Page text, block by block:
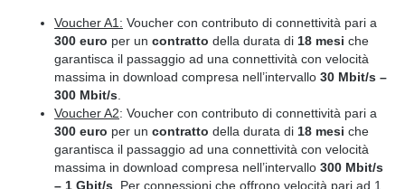
Voucher A1: Voucher con contributo di connettività pari a
300 euro per un contratto della durata di 18 mesi che
garantisca il passaggio ad una connettività con velocità
massima in download compresa nell’intervallo 30 Mbit/s –
300 Mbit/s
Voucher A2: Voucher con contributo di connettività pari a
300 euro per un contratto della durata di 18 mesi che
garantisca il passaggio ad una connettività con velocità
massima in download compresa nell’intervallo 300 Mbit/s
– 1 Gbit/s . Per connessioni che offrono velocità pari ad 1